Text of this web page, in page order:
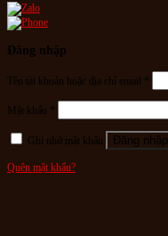
Đăng nhập
Tên tài khoản hoặc địa chỉ email *
Mật khẩu *
Ghi nhớ mật khẩu Đăng nhập
Quên mật khẩu?